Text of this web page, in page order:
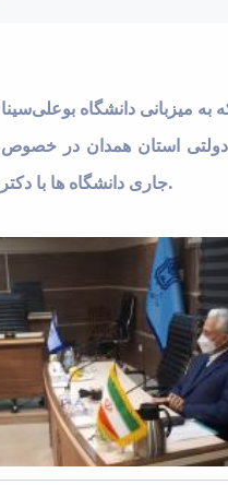
به میزبانی دانشگاه
دولتی استان همدان در
جاری دانشگاه ها با دکتر غلامی گفتگو کردند.